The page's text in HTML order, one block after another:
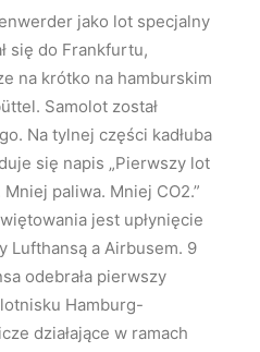
jako lot specjalny
się do Frankfurtu,
na krótko na hamburskim
Samolot został
Na tylnej części kadłuba
się napis „Pierwszy lot
paliwa. Mniej CO2.”
jest upłynięcie
Lufthansą a Airbusem. 9
odebrała pierwszy
Hamburg-
działające w ramach